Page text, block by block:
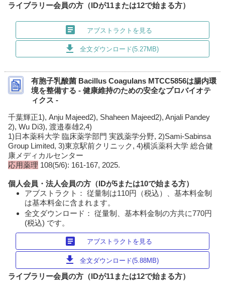
ライブラリー会員の方（IDが11または12で始まる方）
article アブストラクトを見る
download 全文ダウンロード(5.27MB)
有胞子乳酸菌 Bacillus Coagulans MTCC5856は腸内環
境を整備する - 健康維持のための安全なプロバイオテ
ィクス -
千葉輝正1), Anju Majeed2), Shaheen Majeed2), Anjali Pandey
2), Wu Di3), 渡邉泰雄2,4)
1)日本薬科大学 臨床薬学部門 実践薬学分野, 2)Sami-Sabinsa
Group Limited, 3)東京駅前クリニック, 4)横浜薬科大学 総合健
康メディカルセンター
応用薬理 108(5/6): 161-167, 2025.
個人会員・法人会員の方（IDが5または10で始まる方）
アブストラクト： 従量制は110円（税込）、基本料金制
は基本料金に含まれます。
全文ダウンロード： 従量制、基本料金制の方共に770円
(税込) です。
article アブストラクトを見る
download 全文ダウンロード(5.88MB)
ライブラリー会員の方（IDが11または12で始まる方）